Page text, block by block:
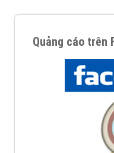
Quảng cáo trên